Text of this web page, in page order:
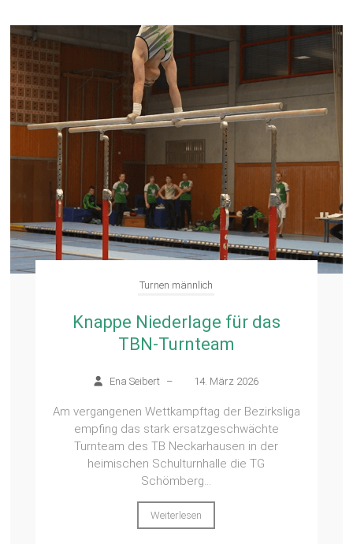
Turnen männlich
Knappe Niederlage für das
TBN-Turnteam
Ena Seibert – 14. März 2026
Am vergangenen Wettkampftag der Bezirksliga
empfing das stark ersatzgeschwächte
Turnteam des TB Neckarhausen in der
heimischen Schulturnhalle die TG
Schömberg...
Weiterlesen